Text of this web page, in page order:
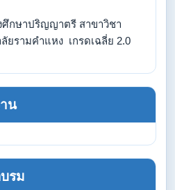
กษาปริญญาตรี สาขาวิชา
ยรามคำแหง เกรดเฉลี่ย 2.0
น
รม